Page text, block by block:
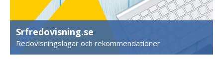
Srfredovisning.se
Redovisningslagar och rekommendationer